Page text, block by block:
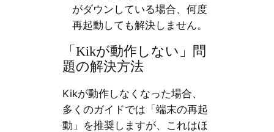
がダウンしている場合、何度
再起動しても解決しません。
「Kikが動作しない」問
題の解決方法
Kikが動作しなくなった場合、
多くのガイドでは「端末の再起
動」を推奨しますが、これはほ